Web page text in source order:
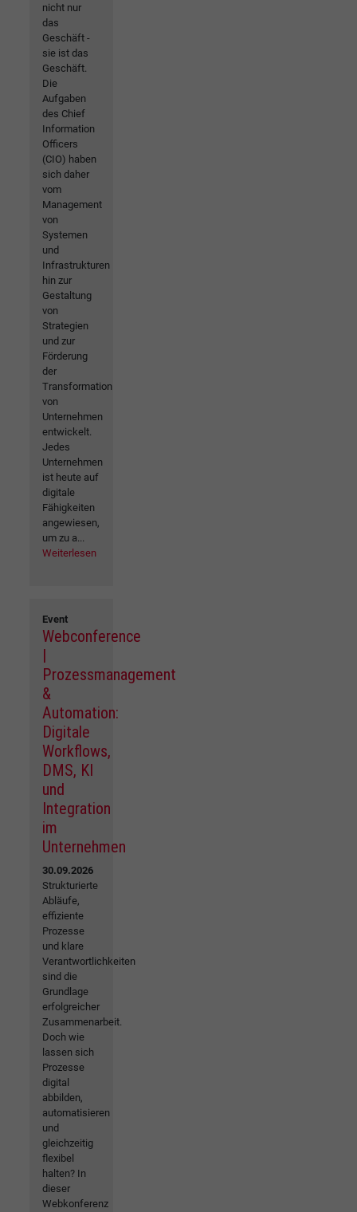
nicht nur
das
Geschäft -
sie ist das
Geschäft.
Die
Aufgaben
des Chief
Information
Officers
(CIO) haben
sich daher
vom
Management
von
Systemen
und
Infrastrukturen
hin zur
Gestaltung
von
Strategien
und zur
Förderung
der
Transformation
von
Unternehmen
entwickelt.
Jedes
Unternehmen
ist heute auf
digitale
Fähigkeiten
angewiesen,
um zu a...
Weiterlesen
Event
Webconference
|
Prozessmanagement
&
Automation:
Digitale
Workflows,
DMS, KI
und
Integration
im
Unternehmen
30.09.2026
Strukturierte
Abläufe,
effiziente
Prozesse
und klare
Verantwortlichkeiten
sind die
Grundlage
erfolgreicher
Zusammenarbeit.
Doch wie
lassen sich
Prozesse
digital
abbilden,
automatisieren
und
gleichzeitig
flexibel
halten? In
dieser
Webkonferenz